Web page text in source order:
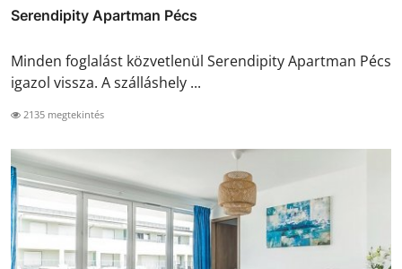
Serendipity Apartman Pécs
Minden foglalást közvetlenül Serendipity Apartman Pécs
igazol vissza. A szálláshely ...
2135 megtekintés